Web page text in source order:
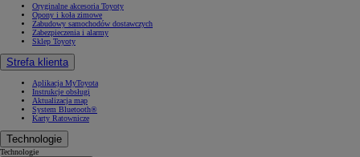
Oryginalne akcesoria Toyoty
Opony i koła zimowe
Zabudowy samochodów dostawczych
Zabezpieczenia i alarmy
Sklep Toyoty
Strefa klienta
Aplikacja MyToyota
Instrukcje obsługi
Aktualizacja map
System Bluetooth®
Karty Ratownicze
Technologie
Technologie